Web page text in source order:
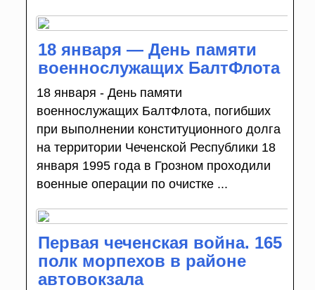
18 января — День памяти
военнослужащих БалтФлота
18 января - День памяти
военнослужащих БалтФлота, погибших
при выполнении конституционного долга
на территории Чеченской Республики 18
января 1995 года в Грозном проходили
военные операции по очистке ...
Первая чеченская война. 165
полк морпехов в районе
автовокзала